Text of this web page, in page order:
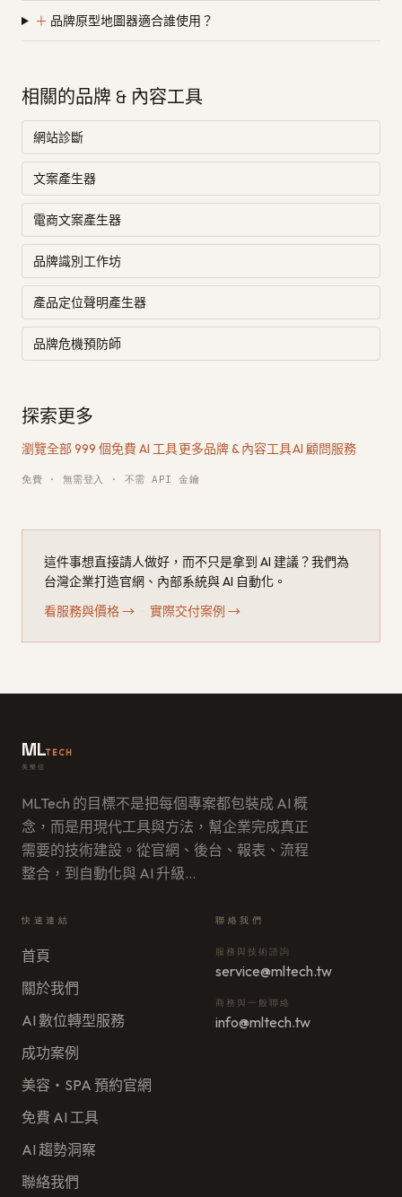
＋ 品牌原型地圖器適合誰使用？
相關的品牌 & 內容工具
網站診斷
文案產生器
電商文案產生器
品牌識別工作坊
產品定位聲明產生器
品牌危機預防師
探索更多
瀏覽全部 999 個免費 AI 工具·更多品牌 & 內容工具·AI 顧問服務
免費 · 無需登入 · 不需 API 金鑰
這件事想直接請人做好，而不只是拿到 AI 建議？我們為
台灣企業打造官網、內部系統與 AI 自動化。
看服務與價格→ 實際交付案例 →
MLTECH
美樂信
MLTech 的目標不是把每個專案都包裝成 AI 概
念，而是用現代工具與方法，幫企業完成真正
需要的技術建設。從官網、後台、報表、流程
整合，到自動化與 AI 升級…
快速連結
首頁
關於我們
AI 數位轉型服務
成功案例
美容・SPA 預約官網
免費 AI 工具
AI 趨勢洞察
聯絡我們
聯絡我們
服務與技術諮詢
service@mltech.tw
商務與一般聯絡
info@mltech.tw